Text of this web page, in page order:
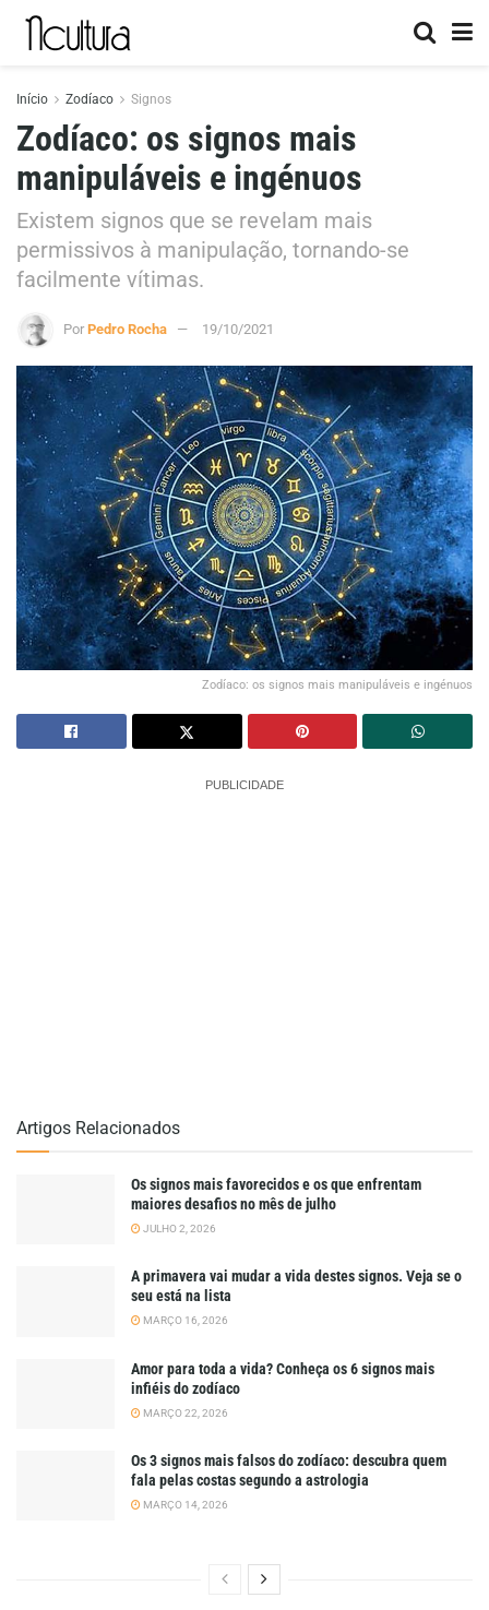
Início Zodíaco Signos
Zodíaco: os signos mais
manipuláveis e ingénuos
Existem signos que se revelam mais
permissivos à manipulação, tornando-se
facilmente vítimas.
Por Pedro Rocha 19/10/2021
Zodíaco: os signos mais manipuláveis e ingénuos
PUBLICIDADE
Artigos Relacionados
Os signos mais favorecidos e os que enfrentam
maiores desafios no mês de julho
JULHO 2, 2026
A primavera vai mudar a vida destes signos. Veja se o
seu está na lista
MARÇO 16, 2026
Amor para toda a vida? Conheça os 6 signos mais
infiéis do zodíaco
MARÇO 22, 2026
Os 3 signos mais falsos do zodíaco: descubra quem
fala pelas costas segundo a astrologia
MARÇO 14, 2026